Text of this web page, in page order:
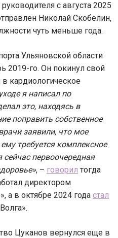
с августа 2025
Николай Скобелин,
чуть меньше года.
Ульяновской области
2019-го. Он покинул свой
в кардиологическое
я написал по
это, находясь в
поправить собственное
заявили, что мое
требуется комплексное
первоочередная
, – говорил тогда
директором
а в октябре 2024 года стал
Цуканов вернулся еще в